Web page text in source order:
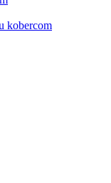
kobercom